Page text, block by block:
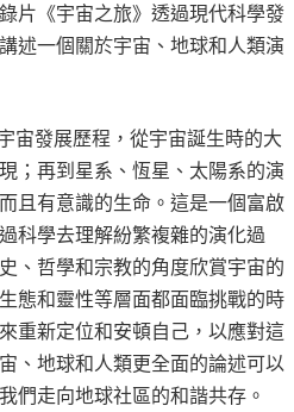
片《宇宙之旅》 透過現代科學發
述一個關於宇宙、地球和人類演
宙發展歷程，從宇宙誕生時的大
；再到星系、恆星、太陽系的演
且有意識的生命。這是一個富啟
科學去理解紛繁複雜的演化過
、哲學和宗教的角度欣賞宇宙的
態和靈性等層面都面臨挑戰的時
重新定位和安頓自己，以應對這
、地球和人類更全面的論述可以
們走向地球社區的和諧共存。